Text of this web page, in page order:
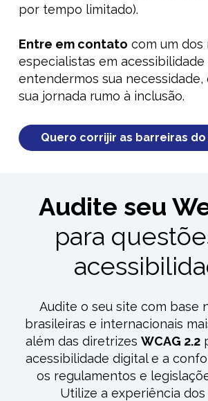
por tempo limitado).
Entre em contato com um dos
especialistas em acessibilidade
entendermos sua necessidade,
sua jornada rumo à inclusão.
Quero corrijir as barreiras
Audite seu
para
Audite o seu site com base
brasileiras e internacionais
além das diretrizes WCAG 2.2
acessibilidade digitale a
os regulamentos e
Utilize a experiência dos